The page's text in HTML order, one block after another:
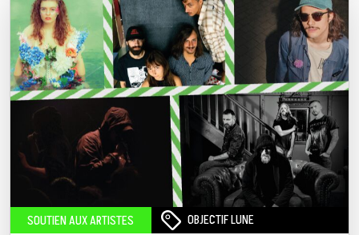
SOUTIEN AUX ARTISTES OBJECTIF LUNE